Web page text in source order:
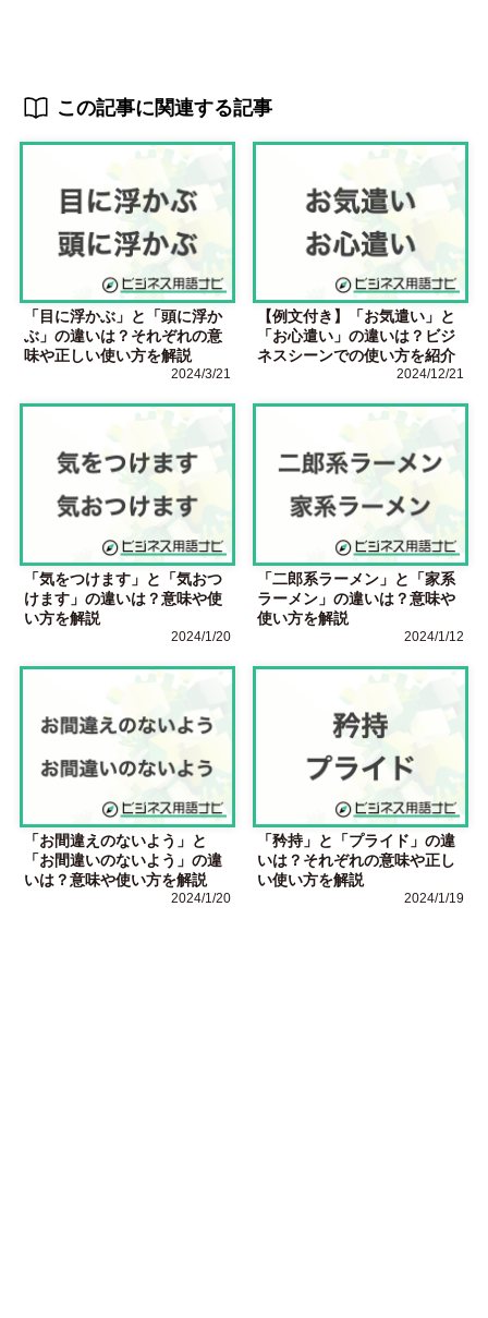
この記事に関連する記事
「目に浮かぶ」と「頭に浮か
ぶ」の違いは？それぞれの意
味や正しい使い方を解説
2024/3/21
【例文付き】「お気遣い」と
「お心遣い」の違いは？ビジ
ネスシーンでの使い方を紹介
2024/12/21
「気をつけます」と「気おつ
けます」の違いは？意味や使
い方を解説
2024/1/20
「二郎系ラーメン」と「家系
ラーメン」の違いは？意味や
使い方を解説
2024/1/12
「お間違えのないよう」と
「お間違いのないよう」の違
いは？意味や使い方を解説
2024/1/20
「矜持」と「プライド」の違
いは？それぞれの意味や正し
い使い方を解説
2024/1/19